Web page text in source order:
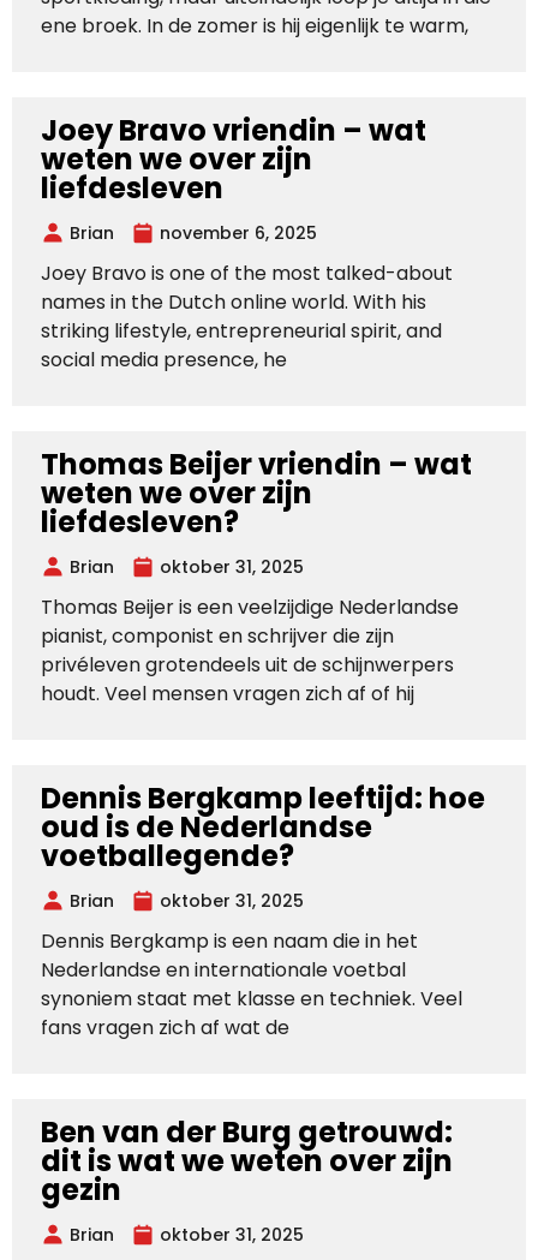
ene broek. In de zomer is hij eigenlijk te warm,
Joey Bravo vriendin – wat
weten we over zijn
liefdesleven
Brian november 6, 2025
Joey Bravo is one of the most talked-about
names in the Dutch online world. With his
striking lifestyle, entrepreneurial spirit, and
social media presence, he
Thomas Beijer vriendin – wat
weten we over zijn
liefdesleven?
Brian oktober 31, 2025
Thomas Beijer is een veelzijdige Nederlandse
pianist, componist en schrijver die zijn
privéleven grotendeels uit de schijnwerpers
houdt. Veel mensen vragen zich af of hij
Dennis Bergkamp leeftijd: hoe
oud is de Nederlandse
voetballegende?
Brian oktober 31, 2025
Dennis Bergkamp is een naam die in het
Nederlandse en internationale voetbal
synoniem staat met klasse en techniek. Veel
fans vragen zich af wat de
Ben van der Burg getrouwd:
dit is wat we weten over zijn
gezin
Brian oktober 31, 2025